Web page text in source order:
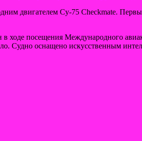
двигателем Су-75 Checkmate.
ходе посещения Международного
Судно оснащено искусственным